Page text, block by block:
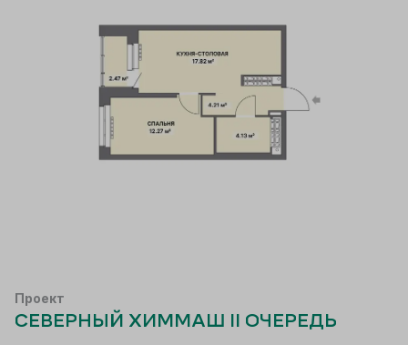
Проект
СЕВЕРНЫЙ ХИММАШ II ОЧЕРЕДЬ